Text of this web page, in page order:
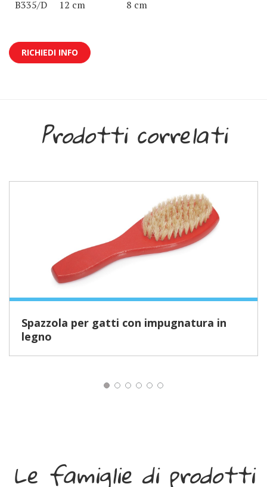
B335/D
12 cm 8 cm
RICHIEDI INFO
Prodotti correlati
Spazzola per gatti con impugnatura in
legno
Le famiglie di prodotti